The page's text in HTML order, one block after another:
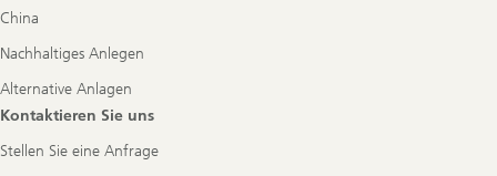
China
Nachhaltiges Anlegen
Alternative Anlagen
Kontaktieren Sie uns
Stellen Sie eine Anfrage